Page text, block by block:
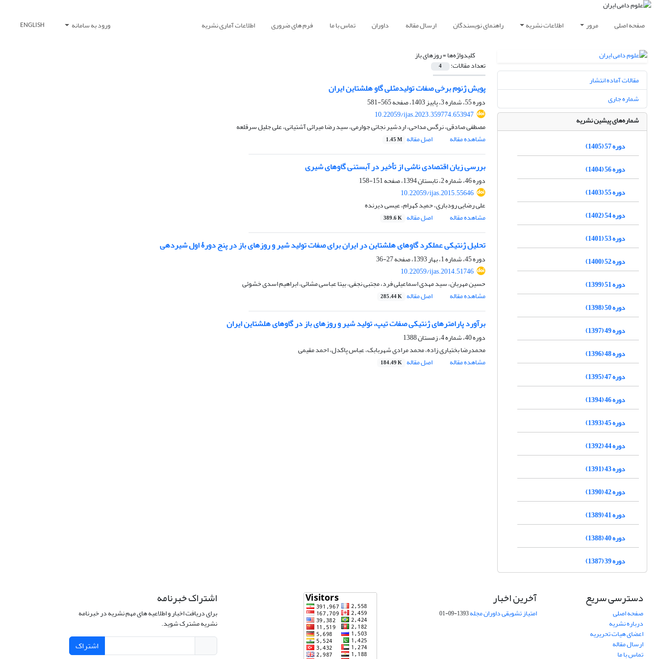
صفحه اصلی مرور اطلاعات نشریه راهنمای نویسندگان ارسال مقاله داوران تماس با ما فرم های ضروری اطلاعات آماری نشریه ورود به سامانه ENGLISH
کلیدواژه‌ها =روزهای باز
تعداد مقالات: 4
پویش ژنوم برخی صفات تولیدمثلی گاو هلشتاین ایران
دوره 55، شماره 3، پاییز 1403، صفحه
565-581
10.22059/ijas.2023.359774.653947
مصطفی صادقی، نرگس مداحی، اردشیر نجاتی جوارمی، سید رضا میرائی آشتیانی، علی جلیل سرقلعه
مشاهده مقاله
اصل مقاله 1.45 M
بررسی زیان اقتصادی ناشی از تأخیر در آبستنی گاوهای شیری
دوره 46، شماره 2، تابستان 1394، صفحه
151-158
10.22059/ijas.2015.55646
علی رضایی رودباری، حمید کهرام، عیسی دیرنده
مشاهده مقاله
اصل مقاله 389.6 K
تحلیل ژنتیکی عملکرد گاوهای هلشتاین در ایران برای صفات تولید شیر و روزهای باز در پنج دورۀ اول شیردهی
دوره 45، شماره 1، بهار 1393، صفحه
27-36
10.22059/ijas.2014.51746
حسین مهربان، سید مهدی اسماعیلی فرد، مجتبی نجفی، بیتا عباسی مشائی، ابراهیم اسدی خشوئی
مشاهده مقاله
اصل مقاله 285.44 K
برآورد پارامترهای ژنتیکی صفات تیپ، تولید شیر و روزهای باز در گاوهای هلشتاین ایران
دوره 40، شماره 4، زمستان 1388
محمدرضا بختیاری زاده، محمد مرادی شهربابک، عباس پاکدل، احمد مقیمی
مشاهده مقاله
اصل مقاله 184.49 K
مقالات آماده انتشار
شماره جاری
شماره‌های پیشین نشریه
دوره 57 (1405)
دوره 56 (1404)
دوره 55 (1403)
دوره 54 (1402)
دوره 53 (1401)
دوره 52 (1400)
دوره 51 (1399)
دوره 50 (1398)
دوره 49 (1397)
دوره 48 (1396)
دوره 47 (1395)
دوره 46 (1394)
دوره 45 (1393)
دوره 44 (1392)
دوره 43 (1391)
دوره 42 (1390)
دوره 41 (1389)
دوره 40 (1388)
دوره 39 (1387)
دسترسی سریع
صفحه اصلی
درباره نشریه
اعضای هیات تحریریه
ارسال مقاله
تماس با ما
آخرین اخبار
امتیاز تشویقی داوران مجله1393-09-01
اشتراک خبرنامه
برای دریافت اخبار و اطلاعیه های مهم نشریه در خبرنامه
نشریه مشترک شوید.
اشتراک